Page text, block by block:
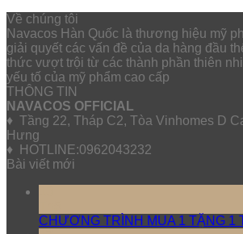
Về chúng tôi
Navacos Hàn Quốc là thương hiệu mỹ
giải quyết các vấn đề của da hàng đầu
thức vượt trội từ các thành phần thiên
yếu tố của mỹ phẩm cao cấp
THÔNG TIN
NAVACOS OFFICIAL
♦ Tầng 22, Tháp C2, Tòa Vinhomes D
Hưng
♦ HOTLINE:0962043232
Bài viết mới
CHƯƠNG TRÌNH MUA 1 TẶNG 1